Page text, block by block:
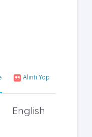
Alıntı Yap
English